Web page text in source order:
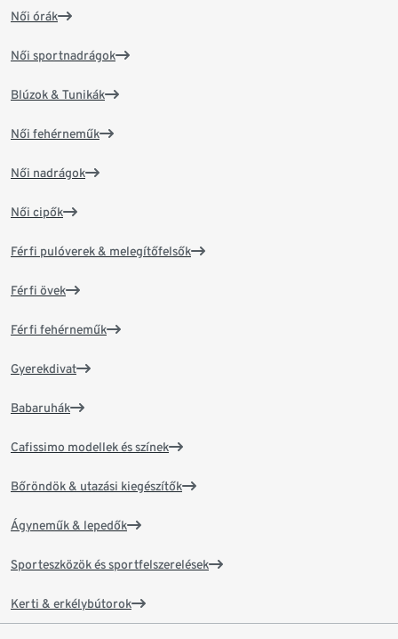
Női órák
Női sportnadrágok
Blúzok & Tunikák
Női fehérneműk
Női nadrágok
Női cipők
Férfi pulóverek & melegítőfelsők
Férfi övek
Férfi fehérneműk
Gyerekdivat
Babaruhák
Cafissimo modellek és színek
Bőröndök & utazási kiegészítők
Ágyneműk & lepedők
Sporteszközök és sportfelszerelések
Kerti & erkélybútorok